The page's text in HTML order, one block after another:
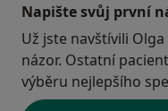
Napište svůj první
Už jste navštívili
názor. Ostatní
výběru nejlepšího